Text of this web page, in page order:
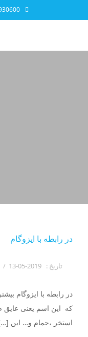
در رابطه با ایزوگام
تاریخ :
در رابطه با ایزوگام
که این اسم یعنی
استخر ،حمام و… این